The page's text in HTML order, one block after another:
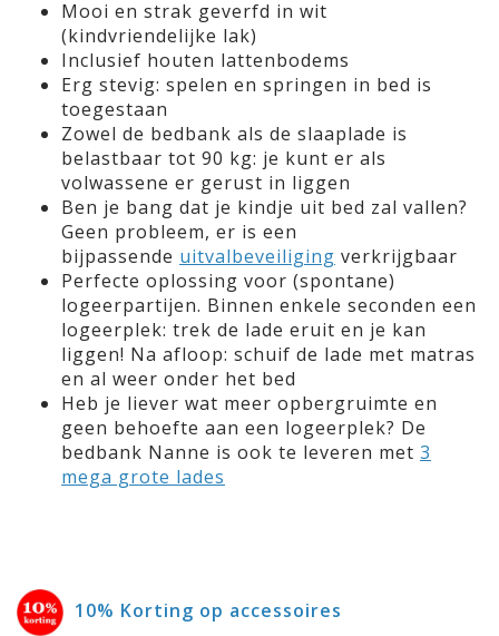
Mooi en strak geverfd in wit
(kindvriendelijke lak)
Inclusief houten lattenbodems
Erg stevig: spelen en springen in bed is
toegestaan
Zowel de bedbank als de slaaplade is
belastbaar tot 90 kg: je kunt er als
volwassene er gerust in liggen
Ben je bang dat je kindje uit bed zal vallen?
Geen probleem, er is een
bijpassende uitvalbeveiliging verkrijgbaar
Perfecte oplossing voor (spontane)
logeerpartijen. Binnen enkele seconden een
logeerplek: trek de lade eruit en je kan
liggen! Na afloop: schuif de lade met matras
en al weer onder het bed
Heb je liever wat meer opbergruimte en
geen behoefte aan een logeerplek? De
bedbank Nanne is ook te leveren met 3
mega grote lades
10% Korting op accessoires